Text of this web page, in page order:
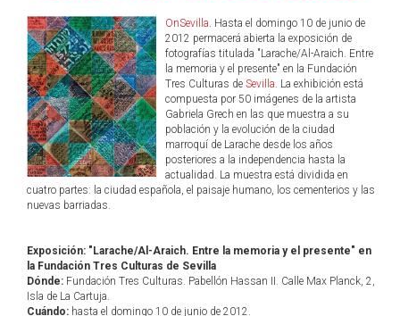
OnSevilla. Hasta el domingo 10 de junio de
2012 permacerá abierta la exposición de
fotografías titulada "Larache/Al-Araich. Entre
la memoria y el presente" en la Fundación
Tres Culturas de Sevilla. La exhibición está
compuesta por 50 imágenes de la artista
Gabriela Grech en las que muestra a su
población y la evolución de la ciudad
marroquí de Larache desde los años
posteriores a la independencia hasta la
actualidad. La muestra está dividida en
cuatro partes: la ciudad española, el paisaje humano, los cementerios y las
nuevas barriadas.
Exposición: "Larache/Al-Araich. Entre la memoria y el presente" en
la Fundación Tres Culturas de Sevilla
Dónde: Fundación Tres Culturas. Pabellón Hassan II. Calle Max Planck, 2,
Isla de La Cartuja.
Cuándo: hasta el domingo 10 de junio de 2012.